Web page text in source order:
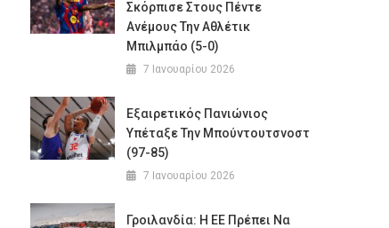
Σκόρπισε Στους Πέντε
Ανέμους Την Αθλέτικ
Μπιλμπάο (5-0)
7 Ιανουαρίου 2026
Εξαιρετικός Πανιώνιος
Υπέταξε Την Μπούντουτσνοστ
(97-85)
7 Ιανουαρίου 2026
Γροιλανδία: Η ΕΕ Πρέπει Να